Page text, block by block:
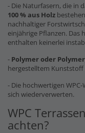
- Die Naturfasern, die in
100 % aus Holz
nachhaltiger
einjährige Pflanzen. Das
enthalten keinerlei
- Polymer oder
hergestelltem Kunststoff
- Die hochwertigen
sich wiederverwerten.
WPC
achten?